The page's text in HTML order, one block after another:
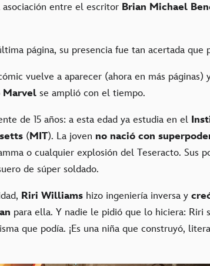
entre el escritor Brian Michael
página, su presencia fue tan acertada
vuelve a aparecer (ahora en más páginas)
Marvel se amplió con el tiempo.
de 15 años: a esta edad ya estudia en el
(MIT). La joven no nació con
o cualquier explosión del Teseracto. Sus
de súper soldado.
Riri Williams hizo ingeniería inversa y
para ella. Y nadie le pidió que lo hiciera: Riri
que podía. ¡Es una niña que construyó,